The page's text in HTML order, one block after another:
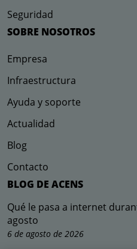
Seguridad
SOBRE NOSOTROS
Empresa
Infraestructura
Ayuda y soporte
Actualidad
Blog
Contacto
BLOG DE ACENS
Qué le pasa a internet
agosto
6 de agosto de 2026